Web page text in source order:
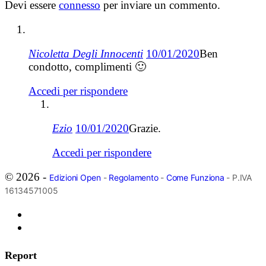
Devi essere connesso per inviare un commento.
Nicoletta Degli Innocenti 10/01/2020Ben
condotto, complimenti 🙂
Accedi per rispondere
Ezio 10/01/2020Grazie.
Accedi per rispondere
© 2026 - Edizioni Open- Regolamento- Come Funziona - P.IVA
16134571005
Report